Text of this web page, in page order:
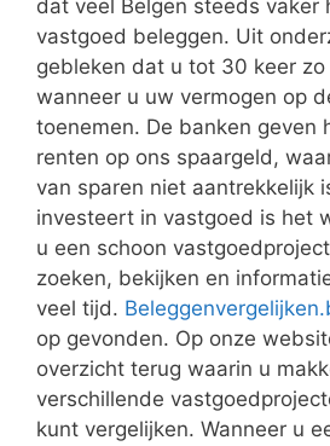
dat veel Belgen steeds vaker
vastgoed beleggen. Uit
gebleken dat u tot 30 keer
wanneer u uw vermogen op
toenemen. De banken geven
renten op ons spaargeld,
van sparen niet aantrekkelijk
investeert in vastgoed is het
u een schoon
zoeken, bekijken en
veel tijd.
op gevonden. Op onze
overzicht terug waarin u
verschillende
kunt vergelijken. Wanneer u